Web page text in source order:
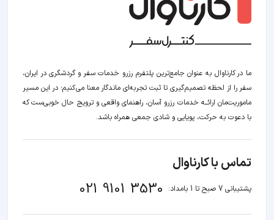
ما در کارناوال به عنوان جامع‌ترین پلتفرم رزرو خدمات سفر و گردشگری در ایران،
سفر را از لحظه‌ تصمیم‌گیری تا ثبت تجربه‌ای ماندگار معنا می‌کنیم؛ در این مسیر‍
ماموریت‌مان اراﺋــﻪ خدمات رزرو آسان، راهنمای واقعی و ترویج حال خوبی‌ست که
با دعوت به حرکت، پویایی و شادی جمعی همراه باشد.
تماس با کارناوال
پشتیبانی 7 صبح تا 1 بامداد: 021 9101 3530